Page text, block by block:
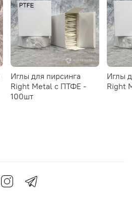
Иглы для пирсинга
Right Metal c ПТФЕ -
100шт
Иглы
Right